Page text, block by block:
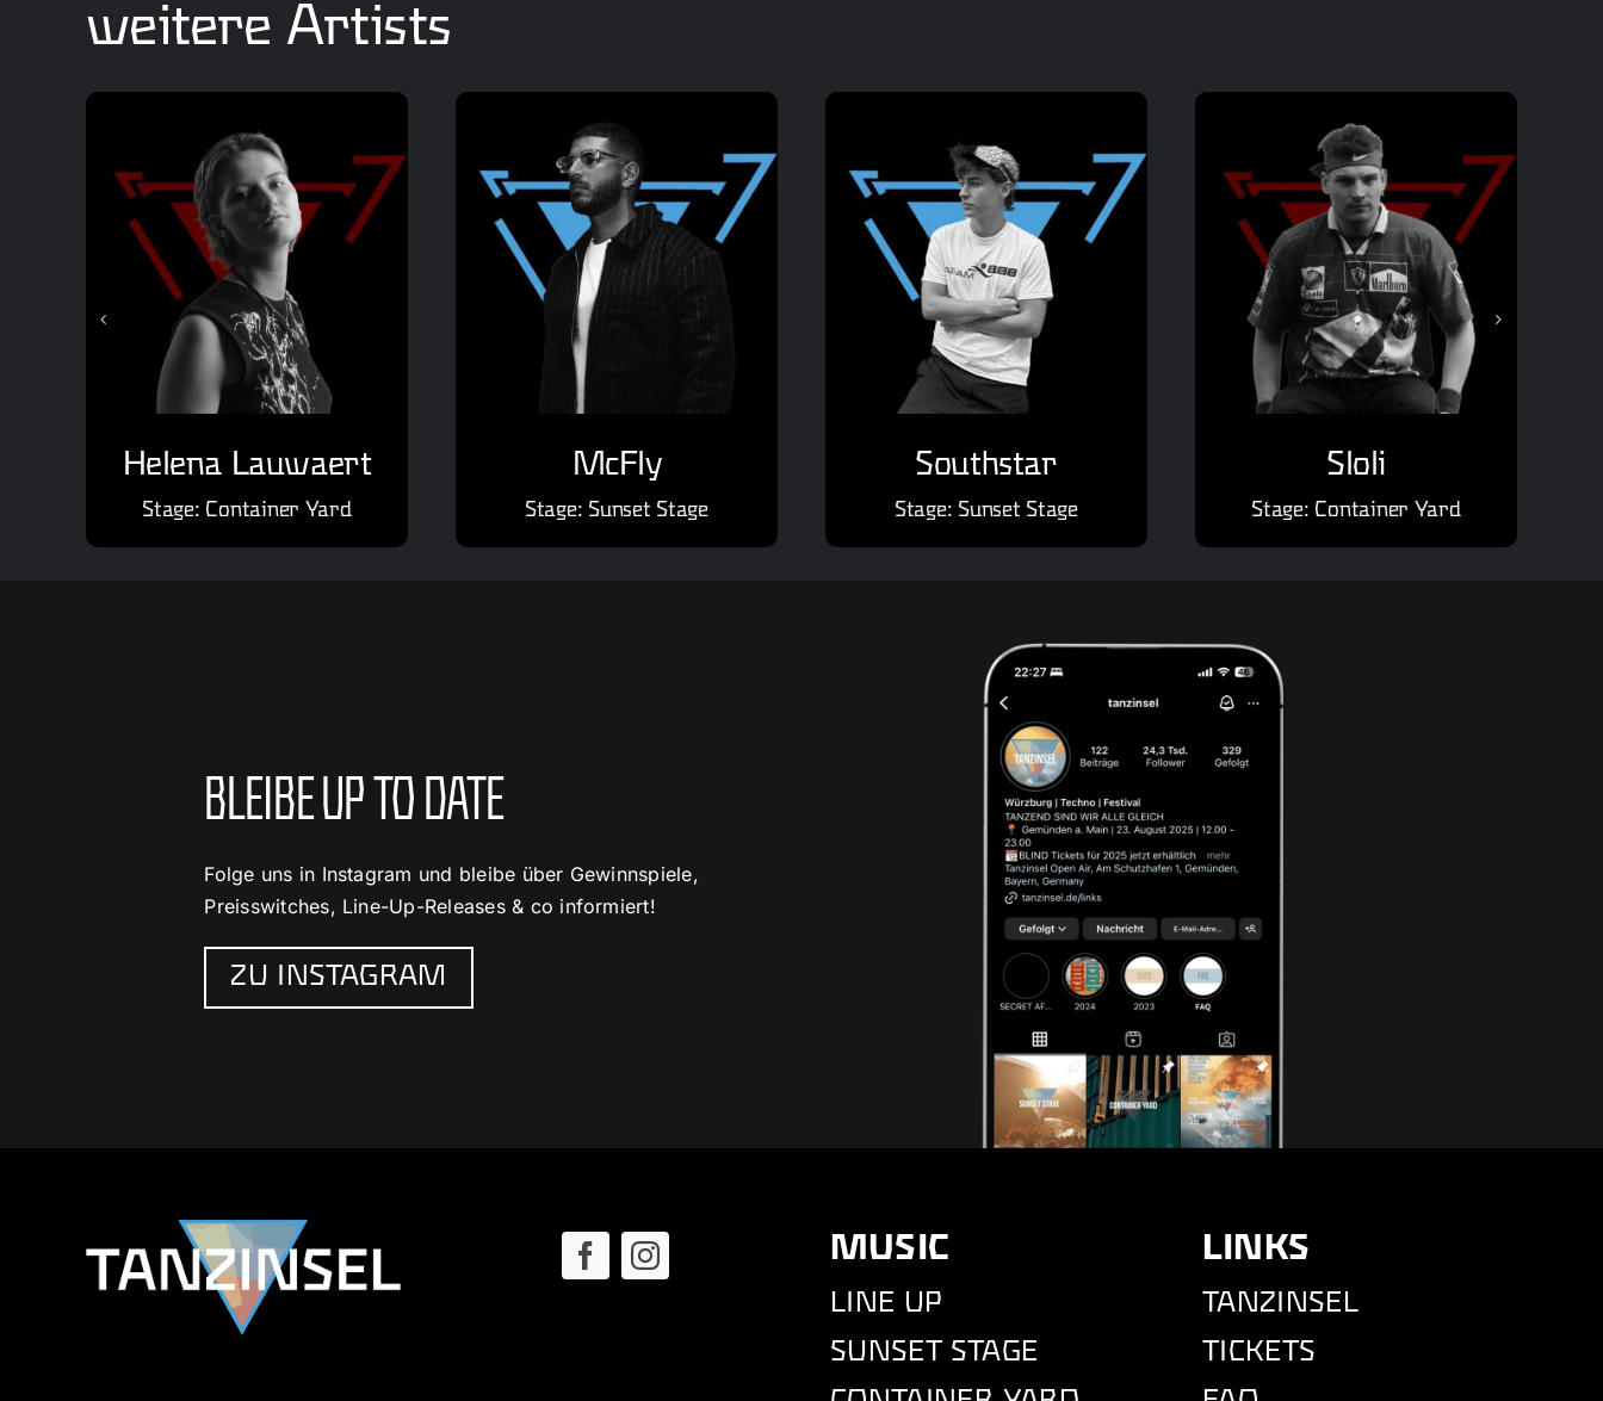
weitere Artists
Helena Lauwaert
Stage: Container Yard
McFly
Stage: Sunset Stage
Southstar
Stage: Sunset Stage
Sloli
Stage: Container Yard
BLEIBE UP TO DATE
Folge uns in Instagram und bleibe über Gewinnspiele,
Preisswitches, Line-Up-Releases & co informiert!
ZU INSTAGRAM
MUSIC
LINE UP
SUNSET STAGE
LINKS
TANZINSEL
TICKETS